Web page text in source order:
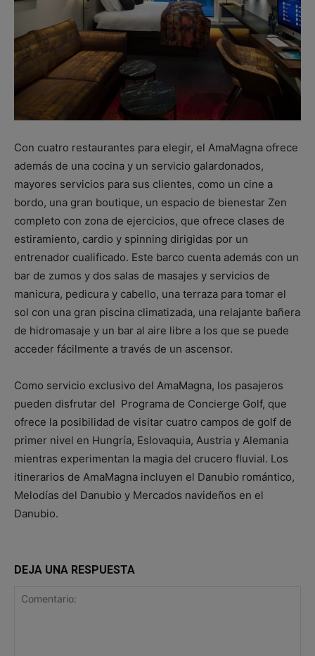
Con cuatro restaurantes para elegir, el AmaMagna ofrece
además de una cocina y un servicio galardonados,
mayores servicios para sus clientes, como un cine a
bordo, una gran boutique, un espacio de bienestar Zen
completo con zona de ejercicios, que ofrece clases de
estiramiento, cardio y spinning dirigidas por un
entrenador cualificado. Este barco cuenta además con un
bar de zumos y dos salas de masajes y servicios de
manicura, pedicura y cabello, una terraza para tomar el
sol con una gran piscina climatizada, una relajante bañera
de hidromasaje y un bar al aire libre a los que se puede
acceder fácilmente a través de un ascensor.
Como servicio exclusivo del AmaMagna, los pasajeros
pueden disfrutar del Programa de Concierge Golf, que
ofrece la posibilidad de visitar cuatro campos de golf de
primer nivel en Hungría, Eslovaquia, Austria y Alemania
mientras experimentan la magia del crucero fluvial. Los
itinerarios de AmaMagna incluyen el Danubio romántico,
Melodías del Danubio y Mercados navideños en el
Danubio.
DEJA UNA RESPUESTA